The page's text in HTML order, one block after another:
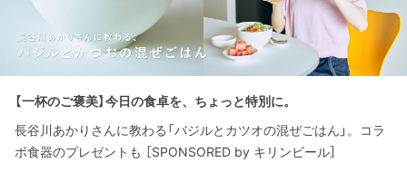
【一杯のご褒美】今日の食卓を、ちょっと特別に。
長谷川あかりさんに教わる「バジルとカツオの混ぜごはん」。コラ
ボ食器のプレゼントも ［SPONSORED by キリンビール］